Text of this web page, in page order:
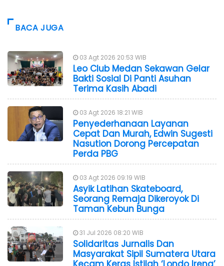
BACA JUGA
03 Agt 2026 20:53 WIB
Leo Club Medan Sekawan Gelar
Bakti Sosial Di Panti Asuhan
Terima Kasih Abadi
03 Agt 2026 18:21 WIB
Penyederhanaan Layanan
Cepat Dan Murah, Edwin Sugesti
Nasution Dorong Percepatan
Perda PBG
03 Agt 2026 09:19 WIB
Asyik Latihan Skateboard,
Seorang Remaja Dikeroyok Di
Taman Kebun Bunga
31 Jul 2026 08:20 WIB
Solidaritas Jurnalis Dan
Masyarakat Sipil Sumatera Utara